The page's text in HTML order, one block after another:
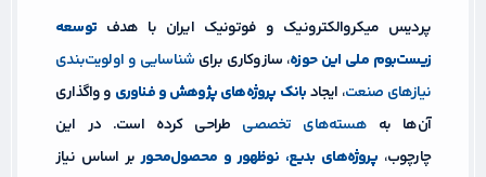
پردیس میکروالکترونیک و فوتونیک ایران با هدف توسعه
زیست‌بوم ملی این حوزه، سازوکاری برای شناسایی و اولویت‌بندی
نیازهای صنعت، ایجادبانک پروژه‌های پژوهش و فناوری و واگذاری
آن‌ها بههسته‌های تخصصی طراحی کرده است. در این
چارچوب،پروژه‌های بدیع، نوظهور و محصول‌محور بر اساس نیاز